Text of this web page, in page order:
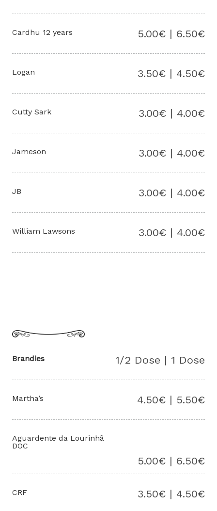
Cardhu 12 years 5.00€ | 6.50€
Logan 3.50€ | 4.50€
Cutty Sark 3.00€ | 4.00€
Jameson 3.00€ | 4.00€
JB 3.00€ | 4.00€
William Lawsons 3.00€ | 4.00€
Brandies 1/2 Dose | 1 Dose
Martha’s 4.50€ | 5.50€
Aguardente da Lourinhã
DOC
5.00€ | 6.50€
CRF 3.50€ | 4.50€